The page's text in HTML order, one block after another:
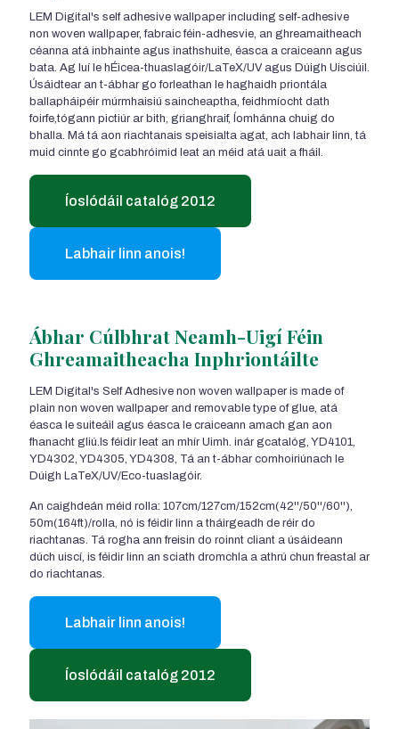
LEM Digital's self adhesive wallpaper including self-adhesive
non woven wallpaper, fabraic féin-adhesvie, an ghreamaitheach
céanna atá inbhainte agus inathshuite, éasca a craiceann agus
bata. Ag luí le hÉicea-thuaslagóir/LaTeX/UV agus Dúigh Uisciúil.
Úsáidtear an t-ábhar go forleathan le haghaidh priontála
ballapháipéir múrmhaisiú saincheaptha, feidhmíocht dath
foirfe,tógann pictiúr ar bith, grianghraif, Íomhánna chuig do
bhalla. Má tá aon riachtanais speisialta agat, ach labhair linn, tá
muid cinnte go gcabhróimid leat an méid atá uait a fháil.
Íoslódáil catalóg 2012
Labhair linn anois!
Ábhar Cúlbhrat Neamh-Uigí Féin
Ghreamaitheacha Inphriontáilte
LEM Digital's Self Adhesive non woven wallpaper is made of
plain non woven wallpaper and removable type of glue, atá
éasca le suiteáil agus éasca le craiceann amach gan aon
fhanacht gliú.Is féidir leat an mhír Uimh. inár gcatalóg, YD4101,
YD4302, YD4305, YD4308, Tá an t-ábhar comhoiriúnach le
Dúigh LaTeX/UV/Eco-tuaslagóir.
An caighdeán méid rolla: 107cm/127cm/152cm(42''/50''/60''),
50m(164ft)/rolla, nó is féidir linn a tháirgeadh de réir do
riachtanas. Tá rogha ann freisin do roinnt cliant a úsáideann
dúch uiscí, is féidir linn an sciath dromchla a athrú chun freastal ar
do riachtanas.
Labhair linn anois!
Íoslódáil catalóg 2012